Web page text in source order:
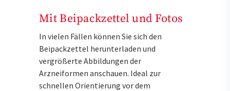
Mit Beipackzettel und Fotos
In vielen Fällen können Sie sich den
Beipackzettel herunterladen und
vergrößerte Abbildungen der
Arzneiformen anschauen. Ideal zur
schnellen Orientierung vor dem